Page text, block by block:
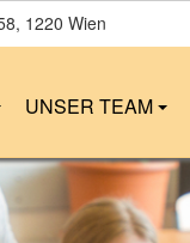
UNSER TEAM
, 1220 Wien